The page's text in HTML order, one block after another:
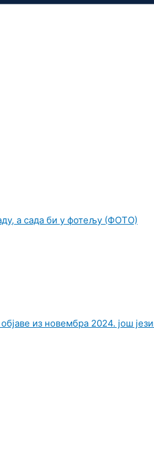
а сада би у фотељу (ФОТО)
из новембра 2024. још